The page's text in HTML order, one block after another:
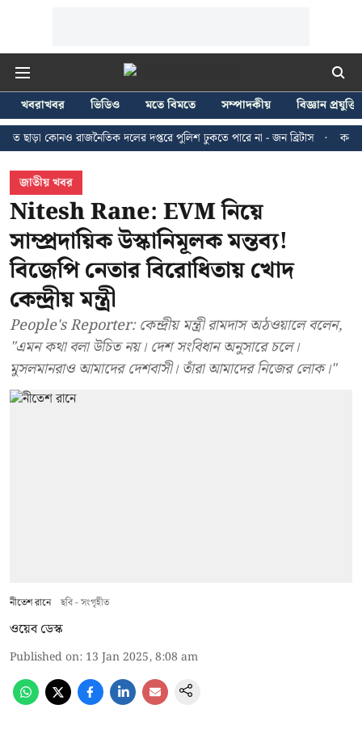
খবরাখবর ভিডিও মতে বিমতে সম্পাদকীয়
বিজ্ঞান প্রযুক্তি
রাজনৈতিক দলের দপ্তরে পুলিশ ঢুকতে পারে না - জন ব্রিটাস
কলকাতায় ২৪
জাতীয় খবর
Nitesh Rane: EVM নিয়ে
সাম্প্রদায়িক উস্কানিমূলক মন্তব্য!
বিজেপি নেতার বিরোধিতায় খোদ
কেন্দ্রীয় মন্ত্রী
People's Reporter: কেন্দ্রীয় মন্ত্রী রামদাস অঠওয়ালে বলেন,
"এমন কথা বলা উচিত নয়। দেশ সংবিধান অনুসারে চলে।
মুসলমানরাও আমাদের দেশবাসী। তাঁরা আমাদের নিজের লোক।"
নীতেশ রানে ছবি - সংগৃহীত
ওয়েব ডেস্ক
Published on: 13 Jan 2025, 8:08 am